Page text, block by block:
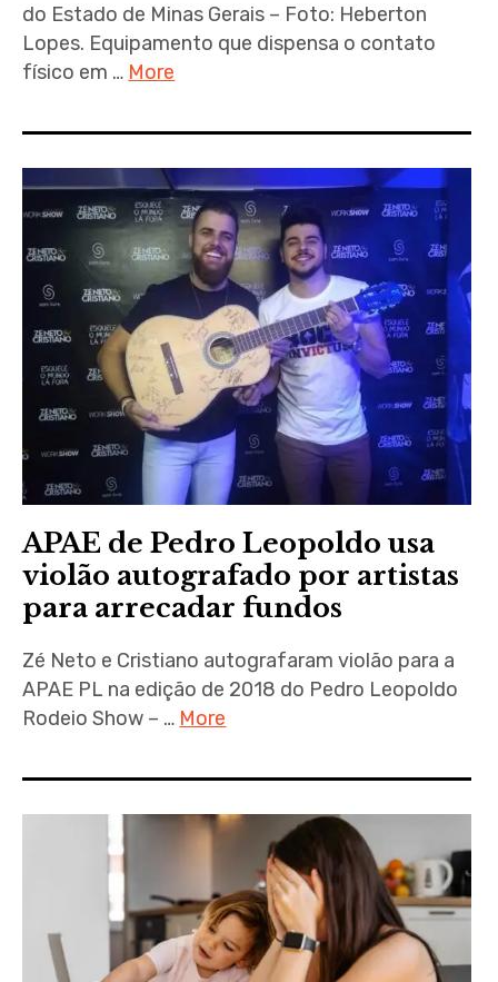
do Estado de Minas Gerais – Foto: Heberton
Lopes. Equipamento que dispensa o contato
físico em … More
APAE de Pedro Leopoldo usa
violão autografado por artistas
para arrecadar fundos
Zé Neto e Cristiano autografaram violão para a
APAE PL na edição de 2018 do Pedro Leopoldo
Rodeio Show – … More